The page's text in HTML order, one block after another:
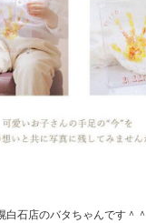
石店のバタちゃんです＾＾